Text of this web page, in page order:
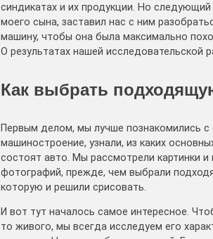
синдикатах и их продукции. Но следующий
моего сына, заставил нас с ним
машину, чтобы она была максимально
О результатах нашей исследовательской
Как выбрать
Первым делом, мы лучше познакомились с
машиностроение, узнали, из каких
состоят авто. Мы рассмотрели картинки
фотографий, прежде, чем выбрали
которую и решили срисовать.
И вот тут началось самое интересное.
то живого, мы всегда исследуем его